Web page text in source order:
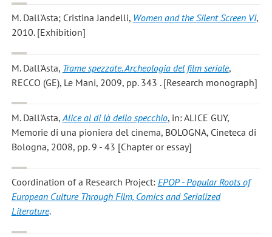
M. Dall'Asta; Cristina Jandelli, Women and the Silent Screen VI,
2010. [Exhibition]
M. Dall'Asta, Trame spezzate. Archeologia del film seriale,
RECCO (GE), Le Mani, 2009, pp. 343 . [Research monograph]
M. Dall'Asta,Alice al di là dello specchio, in: ALICE GUY,
Memorie di una pioniera del cinema, BOLOGNA, Cineteca di
Bologna, 2008, pp. 9 - 43 [Chapter or essay]
Coordination of a Research Project: EPOP - Popular Roots of
European Culture Through Film, Comics and Serialized
Literature.